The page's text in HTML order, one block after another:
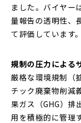
ました。バイヤー
量報告の透明性、
て評価しています。
規制の圧力による
厳格な環境規制（
チック廃棄物削減
果ガス（GHG）排
用を積極的に管理